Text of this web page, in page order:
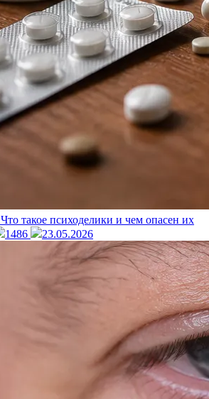
Что такое психоделики и чем опасен их
1486 23.05.2026